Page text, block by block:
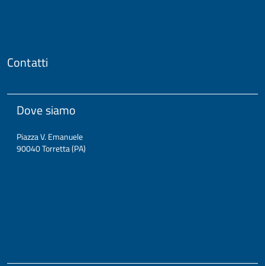
Contatti
Dove siamo
Piazza V. Emanuele
90040 Torretta (PA)